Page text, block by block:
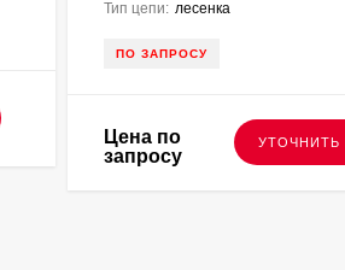
Тип цепи: лесенка
ПО ЗАПРОСУ
Цена по
запросу
УТОЧНИТЬ